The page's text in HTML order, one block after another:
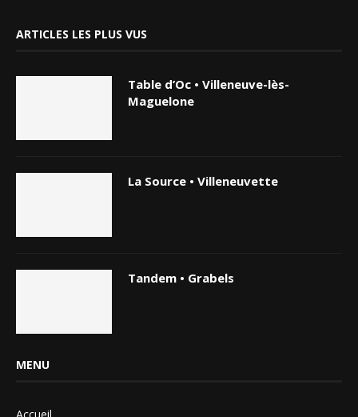
ARTICLES LES PLUS VUS
Table d’Oc • Villeneuve-lès-
Maguelone
La Source • Villeneuvette
Tandem • Grabels
MENU